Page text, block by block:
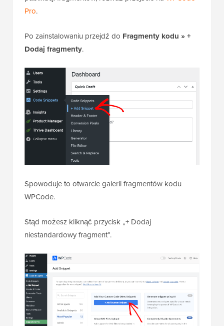
Pro.
Po zainstalowaniu przejdź do Fragmenty kodu »+
Dodaj fragmenty.
Spowoduje to otwarcie galerii fragmentów kodu
WPCode.
Stąd możesz kliknąć przycisk „+ Dodaj
niestandardowy fragment”.